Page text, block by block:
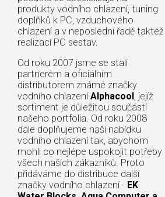
produkty vodního chlazení, tuning
doplňků k PC, vzduchového
chlazení a v neposlední řadě taktéž
realizací PC sestav.
Od roku 2007 jsme se stali
partnerem a oficiálním
distributorem známé značky
vodního chlazení Alphacool, jejíž
sortiment je důležitou součástí
našeho portfolia. Od roku 2008
dále doplňujeme naší nabídku
vodního chlazení tak, abychom
mohli co nejlépe uspokojit potřeby
všech našich zákazníků. Proto
přidáváme do distribuce další
značky vodního chlazení - EK